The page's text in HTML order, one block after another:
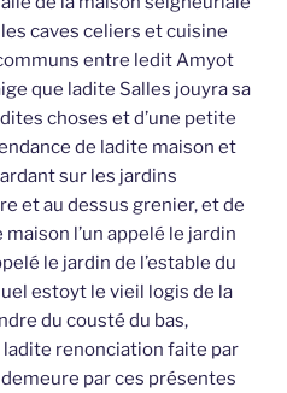
caves celiers et cuisine
entre ledit Amyot
que ladite Salles jouyra sa
choses et d’une petite
de ladite maison et
sur les jardins
et au dessus grenier, et de
l’un appelé le jardin
le jardin de l’estable du
estoyt le vieil logis de la
du cousté du bas,
renonciation faite par
par ces présentes